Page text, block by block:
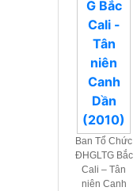
Ban Tổ Chức
ĐHGLTG Bắc
Cali – Tân
niên Canh